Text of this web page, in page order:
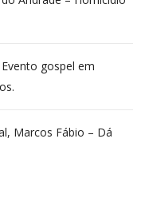
gospel em
Marcos Fábio – Dá